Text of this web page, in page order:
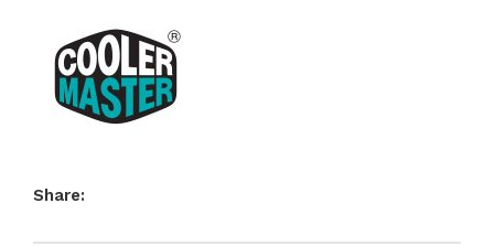
Share: